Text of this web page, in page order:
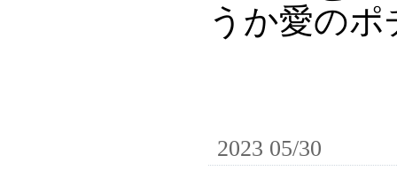
うか愛の
2023 05/30